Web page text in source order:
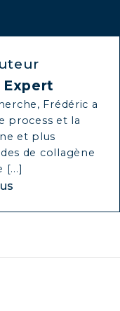
Frédéric a
process et la
et plus
de collagène
[...]